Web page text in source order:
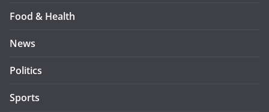
Food & Health
News
Politics
Sports